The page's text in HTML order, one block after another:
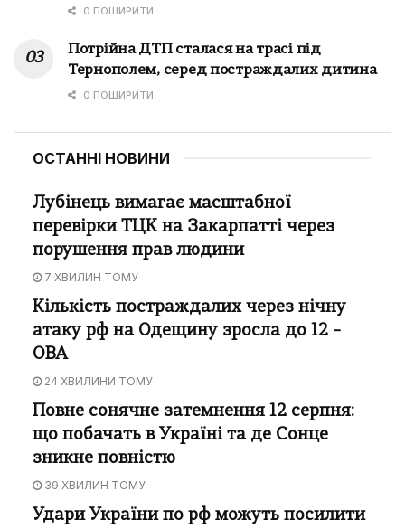
0 ПОШИРИТИ
Потрійна ДТП сталася на трасі під
Тернополем, серед постраждалих дитина
0 ПОШИРИТИ
ОСТАННІ НОВИНИ
Лубінець вимагає масштабної
перевірки ТЦК на Закарпатті через
порушення прав людини
7 ХВИЛИН ТОМУ
Кількість постраждалих через нічну
атаку рф на Одещину зросла до 12 –
ОВА
24 ХВИЛИНИ ТОМУ
Повне сонячне затемнення 12 серпня:
що побачать в Україні та де Сонце
зникне повністю
39 ХВИЛИН ТОМУ
Удари України по рф можуть посилити